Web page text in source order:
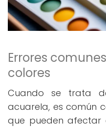
Errores
colores
Cuando se trata
acuarela, es común
que pueden afectar